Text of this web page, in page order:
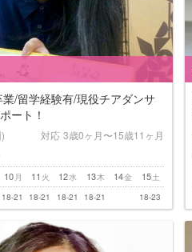
業/留学経験有/現役チアダンサ
ート！
対応 3歳0ヶ月〜15歳11ヶ月
月
10 火
11 水
12 木
13 金
14 土
15
18-21 18-21 18-21 18-21 18-23